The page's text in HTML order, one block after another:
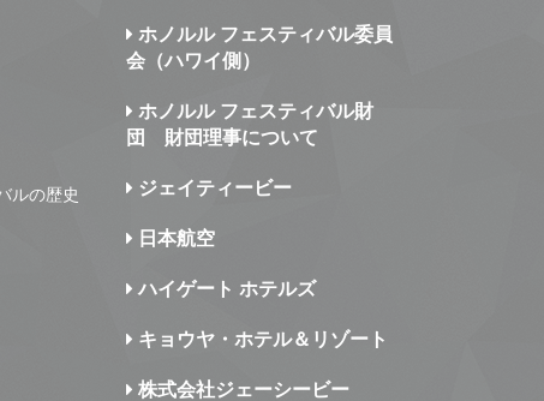
ルの歴史
ホノルル フェスティバル委員
会（ハワイ側）
ホノルル フェスティバル財
団 財団理事について
ジェイティービー
日本航空
ハイゲート ホテルズ
キョウヤ・ホテル＆リゾート
株式会社ジェーシービー